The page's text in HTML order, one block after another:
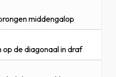
middengalop
op de diagonaal in draf